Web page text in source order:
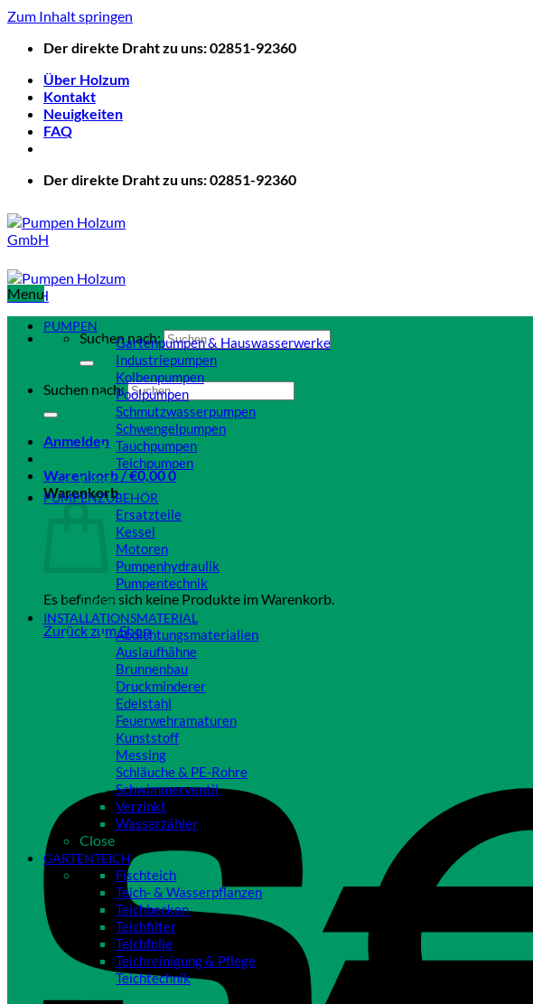
Zum Inhalt springen
Der direkte Draht zu uns: 02851-92360
Über Holzum
Kontakt
Neuigkeiten
FAQ
Der direkte Draht zu uns: 02851-92360
Suchen nach:
Suchen nach:
Anmelden
Warenkorb /€0,000
Warenkorb
Es befinden sich keine Produkte im Warenkorb.
Zurück zum Shop
Menu
PUMPEN
Gartenpumpen & Hauswasserwerke
Industriepumpen
Kolbenpumpen
Poolpumpen
Schmutzwasserpumpen
Schwengelpumpen
Tauchpumpen
Teichpumpen
Close
PUMPENZUBEHÖR
Ersatzteile
Kessel
Motoren
Pumpenhydraulik
Pumpentechnik
Close
INSTALLATIONSMATERIAL
Abdichtungsmaterialien
Auslaufhähne
Brunnenbau
Druckminderer
Edelstahl
Feuerwehramaturen
Kunststoff
Messing
Schläuche & PE-Rohre
Schwimmerventil
Verzinkt
Wasserzähler
Close
GARTENTEICH
Fischteich
Teich- & Wasserpflanzen
Teichbecken
Teichfilter
Teichfolie
Teichreinigung & Pflege
Teichtechnik